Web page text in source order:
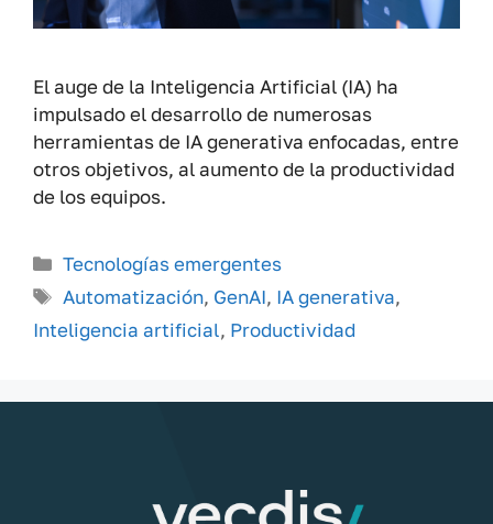
El auge de la Inteligencia Artificial (IA) ha
impulsado el desarrollo de numerosas
herramientas de IA generativa enfocadas, entre
otros objetivos, al aumento de la productividad
de los equipos.
Categorías
Tecnologías emergentes
Etiquetas
Automatización, GenAI, IA generativa,
Inteligencia artificial, Productividad